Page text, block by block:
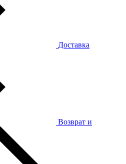
Доставка
Возврат и